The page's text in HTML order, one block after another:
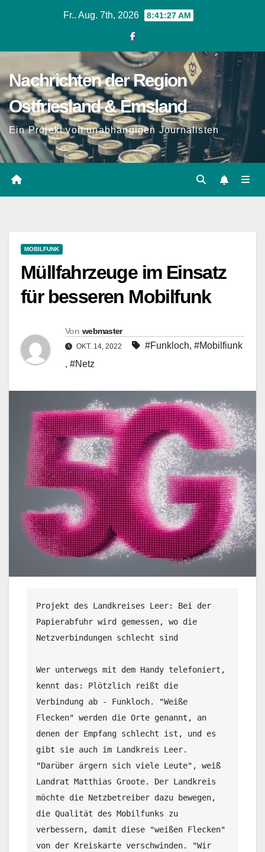
Fr.. Aug. 7th, 2026 8:41:28 AM
Nachrichten der Region
Ostfriesland & Emsland
Ein Projekt von unabhängigen Journalisten
MOBILFUNK
Müllfahrzeuge im Einsatz
für besseren Mobilfunk
Von webmaster
OKT. 14, 2022 #Funkloch, #Mobilfiunk
, #Netz
Projekt des Landkreises Leer: Bei der
Papierabfuhr wird gemessen, wo die
Netzverbindungen schlecht sind
Wer unterwegs mit dem Handy telefoniert,
kennt das: Plötzlich reißt die
Verbindung ab - Funkloch. "Weiße
Flecken" werden die Orte genannt, an
denen der Empfang schlecht ist, und es
gibt sie auch im Landkreis Leer.
"Darüber ärgern sich viele Leute", weiß
Landrat Matthias Groote. Der Landkreis
möchte die Netzbetreiber dazu bewegen,
die Qualität des Mobilfunks zu
verbessern, damit diese "weißen Flecken"
von der Kreiskarte verschwinden. "Wir